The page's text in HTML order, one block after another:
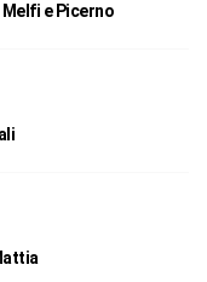
e Picerno